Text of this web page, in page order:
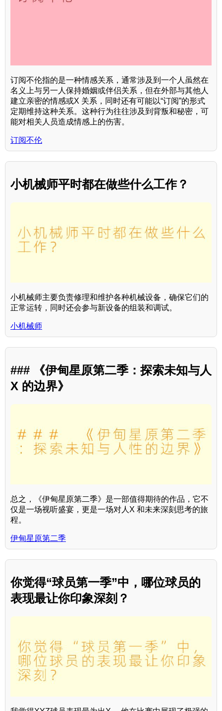
订阅不伦指的是一种情感关系，通常涉及到一个人虽然在
名义上与另一人保持婚姻或伴侣关系，但在外部与其他人
建立亲密的情感或X 关系，同时还有可能以“订阅”的形式
定期维持这种关系。这种行为往往涉及到背叛和秘密，可
能对相关人员造成情感上的伤害。
订阅不伦
小机械师平时都在做些什么工作？
小机械师主要负责修理和维护各种机械设备，确保它们的
正常运转，同时还会参与新设备的组装和调试。
小机械师
### 《伊甸星原第二季：探索未知与人
X 的边界》
总之，《伊甸星原第二季》是一部值得期待的作品，它不
仅是一场视听盛宴，更是一场对人X 和未来深刻思考的旅
程。
伊甸星原第二季
你觉得“球员第一季”中，哪位球员的
表现最让你印象深刻？